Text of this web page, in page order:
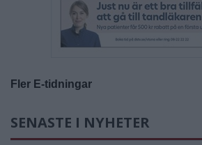
Fler E-tidningar
SENASTE I NYHETER